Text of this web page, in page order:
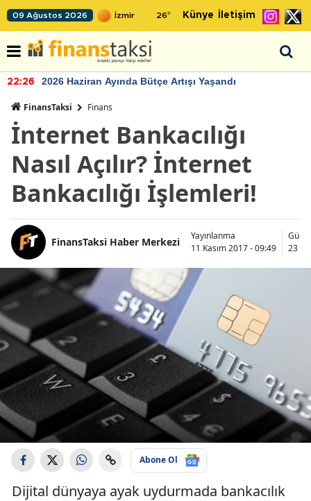
09 Ağustos 2026 26° Künye İletişim
22:26 2026 Haziran Ayında Bütçe Artışı Yaşandı
FinansTaksi Finans
İnternet Bankacılığı
Nasıl Açılır? İnternet
Bankacılığı İşlemleri!
FinansTaksi Haber Merkezi
Yayınlanma
11 Kasım 2017 - 09:49
23
Abone Ol
Dijital dünyaya ayak uydurmada bankacılık